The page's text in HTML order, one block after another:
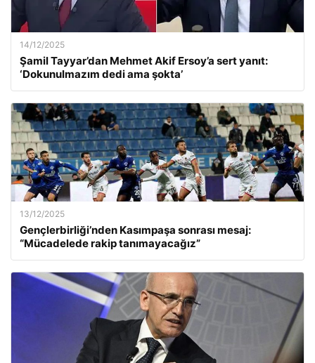
14/12/2025
Şamil Tayyar’dan Mehmet Akif Ersoy’a sert yanıt:
‘Dokunulmazım dedi ama şokta’
13/12/2025
Gençlerbirliği’nden Kasımpaşa sonrası mesaj:
“Mücadelede rakip tanımayacağız”